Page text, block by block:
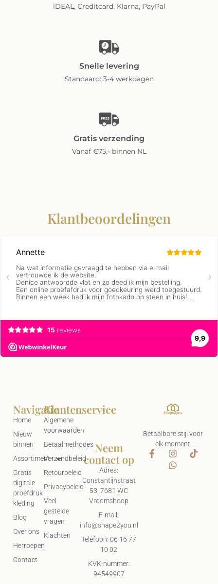
iDEAL, Creditcard, Klarna, PayPal
Snelle levering
Standaard: 3-4 werkdagen
Gratis verzending
Vanaf €75,- binnen NL
Klantbeoordelingen
Betaalbare stijl voor
elk moment
Klantenservice
Algemene
voorwaarden
Betaalmethodes
Verzendbeleid
Retourbeleid
Privacybeleid
Veel
gestelde
vragen
Klachten
Navigatie
Home
Nieuw
binnen
Assortiment
Gratis
digitale
proefdruk
kleding
Blog
Over ons
Herroepen
Contact
Neem
contact op
Adres:
Constantijnstraat
53, 7681 WC
Vroomshoop
E-mail:
info@shape2you.nl
Telefoon: 06 16 77
10 02
KVK-nummer:
94549907